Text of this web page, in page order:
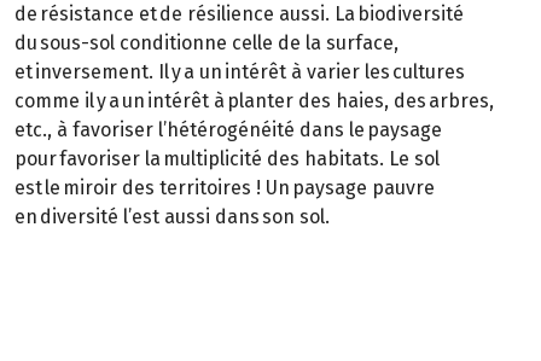
de résistance et de résilience aussi. La biodiversité
du sous-sol conditionne celle de la surface,
et inversement. Il y a un intérêt à varier les cultures
comme il y a un intérêt à planter des haies, des arbres,
etc., à favoriser l’hétérogénéité dans le paysage
pour favoriser la multiplicité des habitats. Le sol
est le miroir des territoires ! Un paysage pauvre
en diversité l’est aussi dans son sol.